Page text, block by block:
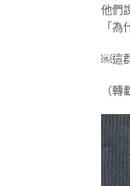
他們
「為
￼這
（